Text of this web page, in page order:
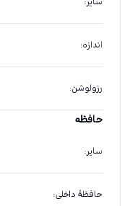
اندازه:
رزولوشن:
حافظه
سایر:
حافظهٔ داخلی: